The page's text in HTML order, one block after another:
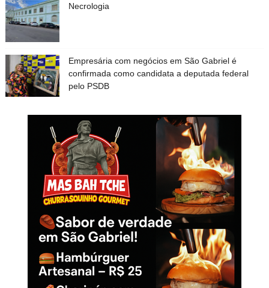
Necrologia
Empresária com negócios em São Gabriel é
confirmada como candidata a deputada federal
pelo PSDB